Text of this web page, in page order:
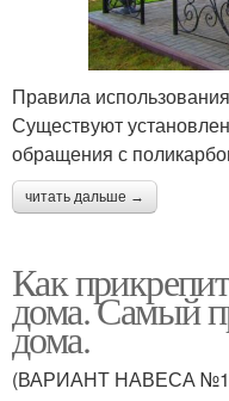
Правила
Существуют
обращения с
читать дальше →
Как
дома. Самый
дома.
(ВАРИАНТ НАВЕСА №1